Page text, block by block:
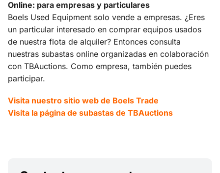
Online: para empresas y particulares
Boels Used Equipment solo vende a empresas. ¿Eres
un particular interesado en comprar equipos usados
de nuestra flota de alquiler? Entonces consulta
nuestras subastas online organizadas en colaboración
con TBAuctions. Como empresa, también puedes
participar.
Visita nuestro sitio web de Boels Trade
Visita la página de subastas de TBAuctions